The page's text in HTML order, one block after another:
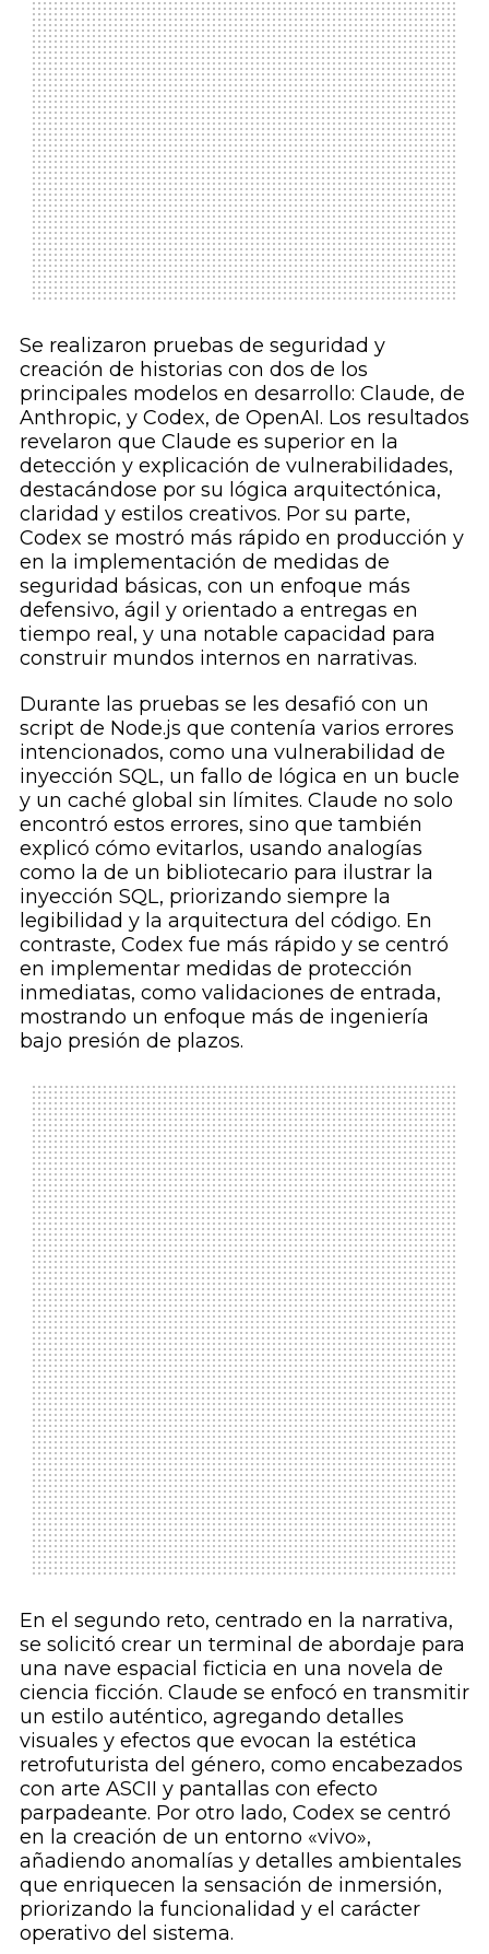
Se realizaron pruebas de seguridad y
creación de historias con dos de los
principales modelos en desarrollo: Claude, de
Anthropic, y Codex, de OpenAI. Los resultados
revelaron que Claude es superior en la
detección y explicación de vulnerabilidades,
destacándose por su lógica arquitectónica,
claridad y estilos creativos. Por su parte,
Codex se mostró más rápido en producción y
en la implementación de medidas de
seguridad básicas, con un enfoque más
defensivo, ágil y orientado a entregas en
tiempo real, y una notable capacidad para
construir mundos internos en narrativas.
Durante las pruebas se les desafió con un
script de Node.js que contenía varios errores
intencionados, como una vulnerabilidad de
inyección SQL, un fallo de lógica en un bucle
y un caché global sin límites. Claude no solo
encontró estos errores, sino que también
explicó cómo evitarlos, usando analogías
como la de un bibliotecario para ilustrar la
inyección SQL, priorizando siempre la
legibilidad y la arquitectura del código. En
contraste, Codex fue más rápido y se centró
en implementar medidas de protección
inmediatas, como validaciones de entrada,
mostrando un enfoque más de ingeniería
bajo presión de plazos.
En el segundo reto, centrado en la narrativa,
se solicitó crear un terminal de abordaje para
una nave espacial ficticia en una novela de
ciencia ficción. Claude se enfocó en transmitir
un estilo auténtico, agregando detalles
visuales y efectos que evocan la estética
retrofuturista del género, como encabezados
con arte ASCII y pantallas con efecto
parpadeante. Por otro lado, Codex se centró
en la creación de un entorno «vivo»,
añadiendo anomalías y detalles ambientales
que enriquecen la sensación de inmersión,
priorizando la funcionalidad y el carácter
operativo del sistema.